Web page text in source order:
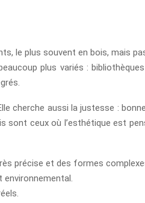
le plus souvent en bois, mais
plus variés :
cherche aussi la justesse :
ceux où l’esthétique est
précise et des formes